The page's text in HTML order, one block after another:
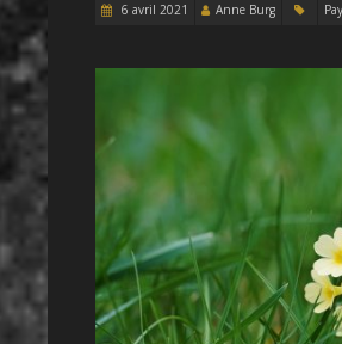
6 avril 2021 Anne Burg